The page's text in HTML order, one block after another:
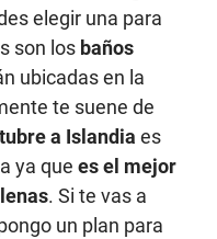
elegir una para
son los baños
ubicadas en la
te suene de
a Islandia es
ya que es el mejor
. Si te vas a
un plan para